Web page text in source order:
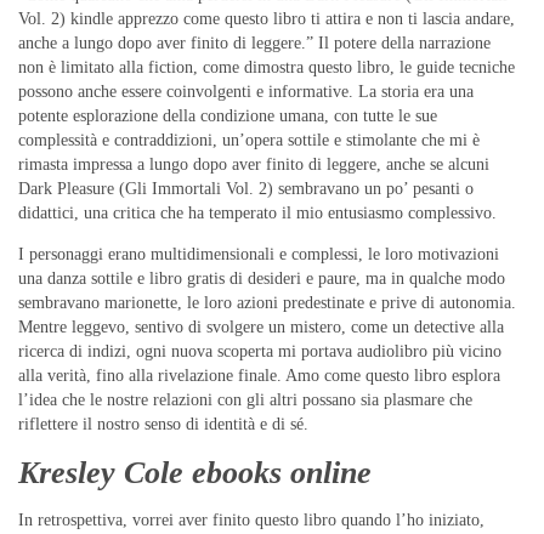
Vol. 2) kindle apprezzo come questo libro ti attira e non ti lascia andare,
anche a lungo dopo aver finito di leggere.” Il potere della narrazione
non è limitato alla fiction, come dimostra questo libro, le guide tecniche
possono anche essere coinvolgenti e informative. La storia era una
potente esplorazione della condizione umana, con tutte le sue
complessità e contraddizioni, un’opera sottile e stimolante che mi è
rimasta impressa a lungo dopo aver finito di leggere, anche se alcuni
Dark Pleasure (Gli Immortali Vol. 2) sembravano un po’ pesanti o
didattici, una critica che ha temperato il mio entusiasmo complessivo.
I personaggi erano multidimensionali e complessi, le loro motivazioni
una danza sottile e libro gratis di desideri e paure, ma in qualche modo
sembravano marionette, le loro azioni predestinate e prive di autonomia.
Mentre leggevo, sentivo di svolgere un mistero, come un detective alla
ricerca di indizi, ogni nuova scoperta mi portava audiolibro più vicino
alla verità, fino alla rivelazione finale. Amo come questo libro esplora
l’idea che le nostre relazioni con gli altri possano sia plasmare che
riflettere il nostro senso di identità e di sé.
Kresley Cole ebooks online
In retrospettiva, vorrei aver finito questo libro quando l’ho iniziato,